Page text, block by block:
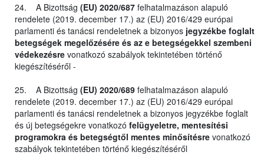
24. A Bizottság (EU) 2020/687 felhatalmazáson alapuló
rendelete (2019. december 17.) az (EU) 2016/429 európai
parlamenti és tanácsi rendeletnek a bizonyos jegyzékbe foglalt
betegségek megelőzésére és az e betegségekkel szembeni
védekezésre vonatkozó szabályok tekintetében történő
kiegészítéséről -
25. A Bizottság (EU) 2020/689 felhatalmazáson alapuló
rendelete (2019. december 17.) az (EU) 2016/429 európai
parlamenti és tanácsi rendeletnek a bizonyos jegyzékbe foglalt
és új betegségekre vonatkozó felügyeletre, mentesítési
programokra és betegségtől mentes minősítésre vonatkozó
szabályok tekintetében történő kiegészítéséről